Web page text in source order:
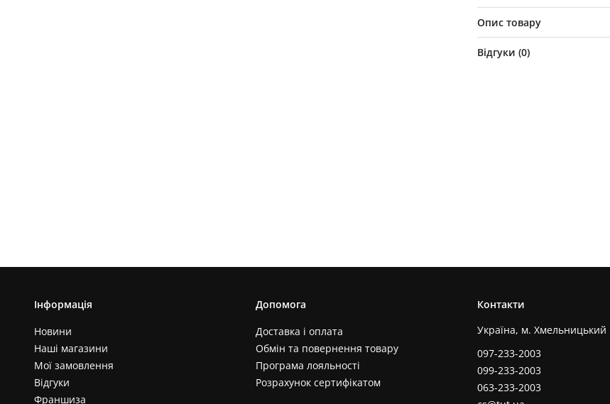
Опис товару
Відгуки (0)
Інформація
Новини
Наші магазини
Мої замовлення
Відгуки
Франшиза
Допомога
Доставка і оплата
Обмін та повернення товару
Програма лояльності
Розрахунок сертифікатом
Контакти
Україна, м. Хмельницький
097-233-2003
099-233-2003
063-233-2003